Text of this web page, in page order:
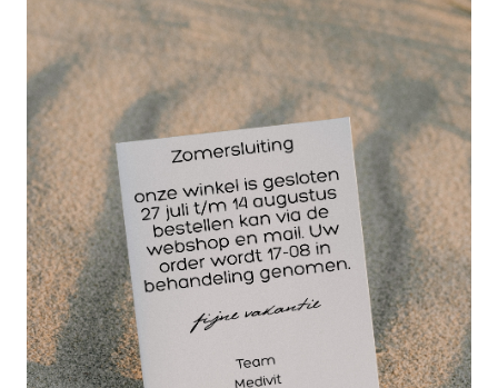
voor 15.00 besteld
dezelfde werkdag
verzonden!
GRATIS
bezorging va. €95,- excl. btw
14 dagen
retourgarantie
30 jaardé paramedisch specialist